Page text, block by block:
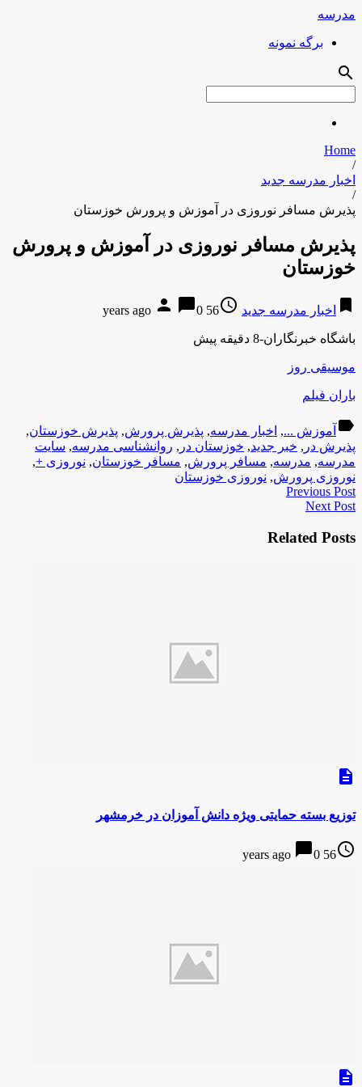
مدرسه
برگه نمونه
search
Home
/
اخبار مدرسه جدید
/
پذیرش مسافر نوروزی در آموزش و پرورش خوزستان
پذیرش مسافر نوروزی در آموزش و پرورش
خوزستان
bookmark اخبار مدرسه جدید access_time
56 years ago
person chat_bubble0
باشگاه خبرنگاران-8 دقیقه پیش
موسیقی روز
باران فیلم
label آموزش ..., اخبار مدرسه, پذیرش پرورش, پذیرش خوزستان,
پذیرش در , خبر جدید, خوزستان در , روانشناسی مدرسه, سایت
مدرسه, مدرسه, مسافر پرورش, مسافر خوزستان, نوروزی +,
نوروزی پرورش, نوروزی خوزستان
Previous Post
Next Post
Related Posts
description
توزیع بسته حمایتی ویژه دانش آموزان در خرمشهر
access_time
56 years ago
chat_bubble0
description